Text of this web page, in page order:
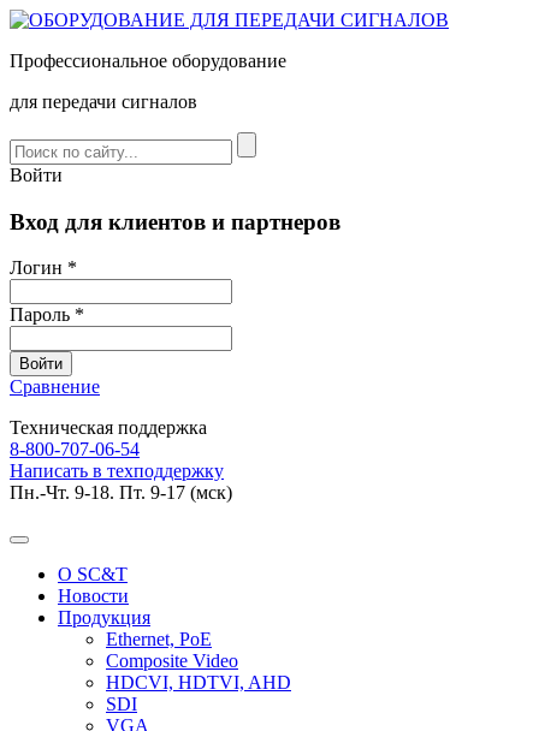
Профессиональное оборудование
для передачи сигналов
Войти
Вход для клиентов и партнеров
Логин *
Пароль *
Сравнение
Техническая поддержка
8-800-707-06-54
Написать в техподдержку
Пн.-Чт. 9-18. Пт. 9-17 (мск)
О SC&T
Новости
Продукция
Ethernet, PoE
Composite Video
HDCVI, HDTVI, AHD
SDI
VGA